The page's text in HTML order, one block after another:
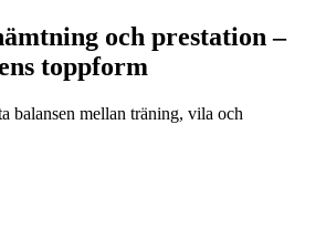
och prestation –
toppform
balansen mellan träning, vila och